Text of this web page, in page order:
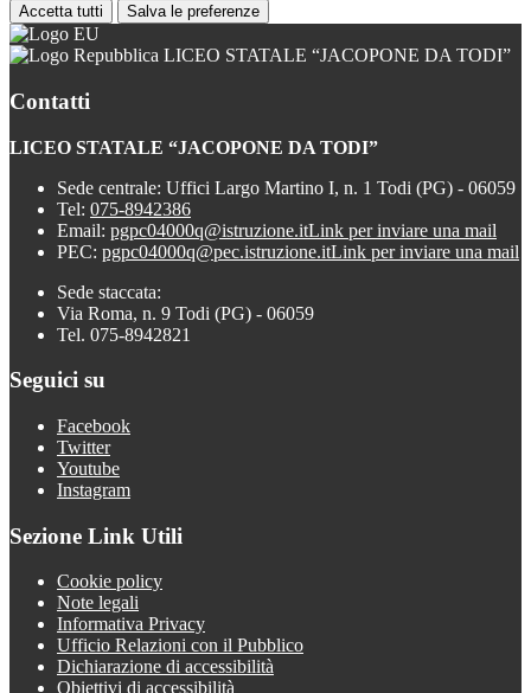
Accetta tutti Salva le preferenze
LICEO STATALE “JACOPONE DA TODI”
Contatti
LICEO STATALE “JACOPONE DA TODI”
Sede centrale: Uffici Largo Martino I, n. 1 Todi (PG) - 06059
Tel: 075-8942386
Email: pgpc04000q@istruzione.itLink per inviare una mail
PEC: pgpc04000q@pec.istruzione.itLink per inviare una mail
Sede staccata:
Via Roma, n. 9 Todi (PG) - 06059
Tel. 075-8942821
Seguici su
Facebook
Twitter
Youtube
Instagram
Sezione Link Utili
Cookie policy
Note legali
Informativa Privacy
Ufficio Relazioni con il Pubblico
Dichiarazione di accessibilità
Obiettivi di accessibilità